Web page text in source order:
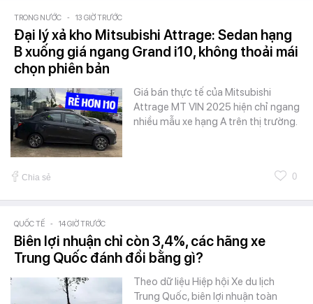
TRONG NƯỚC - 13 GIỜ TRƯỚC
Đại lý xả kho Mitsubishi Attrage: Sedan hạng
B xuống giá ngang Grand i10, không thoải mái
chọn phiên bản
Giá bán thực tế của Mitsubishi
Attrage MT VIN 2025 hiện chỉ ngang
nhiều mẫu xe hạng A trên thị trường.
Chia sẻ 0
QUỐC TẾ - 14 GIỜ TRƯỚC
Biên lợi nhuận chỉ còn 3,4%, các hãng xe
Trung Quốc đánh đổi bằng gì?
Theo dữ liệu Hiệp hội Xe du lịch
Trung Quốc, biên lợi nhuận toàn